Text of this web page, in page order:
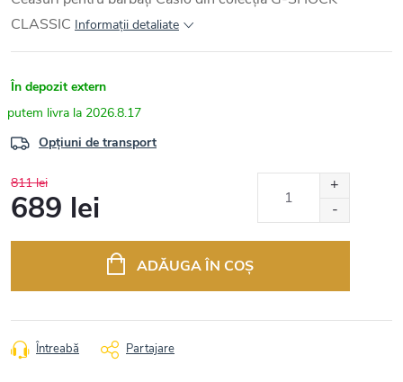
CLASSIC Informaţii detaliate
În depozit extern
2026.8.17
Opțiuni de transport
811 lei
689 lei
ADĂUGA ÎN COŞ
Întreabă Partajare